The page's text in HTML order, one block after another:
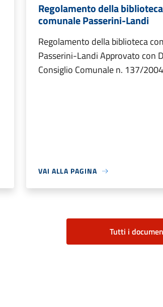
Regolamento della biblioteca
comunale Passerini-Landi
Regolamento della biblioteca
Passerini-Landi Approvato con
Consiglio Comunale n. 137/2004
VAI ALLA PAGINA
Tutti i